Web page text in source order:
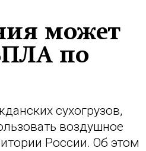
может
по
сухогрузов,
воздушное
России. Об этом